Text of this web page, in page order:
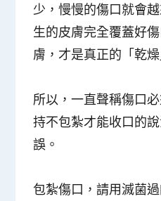
少，慢慢的傷口就會
生的皮膚完全覆蓋好
膚，才是真正的「乾燥
所以，一直聲稱傷口
持不包紮才能收口的
誤。
包紮傷口，請用滅菌